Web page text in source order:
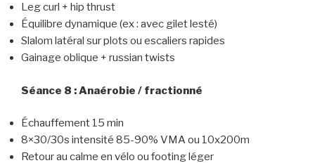
Leg curl + hip thrust
Équilibre dynamique (ex : avec gilet lesté)
Slalom latéral sur plots ou escaliers rapides
Gainage oblique + russian twists
Séance 8 : Anaérobie / fractionné
Échauffement 15 min
8×30/30s intensité 85-90% VMA ou 10x200m
Retour au calme en vélo ou footing léger